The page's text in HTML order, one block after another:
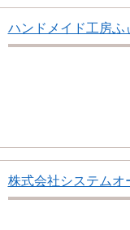
ハンドメイド工房ふ
株式会社システムオ